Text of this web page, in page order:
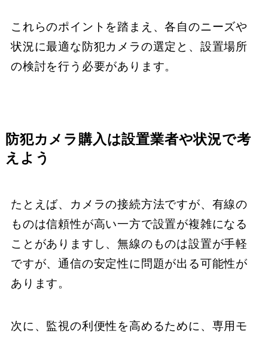
これらのポイントを踏まえ、各自のニーズや
状況に最適な防犯カメラの選定と、設置場所
の検討を行う必要があります。
防犯カメラ購入は設置業者や状況で考
えよう
たとえば、カメラの接続方法ですが、有線の
ものは信頼性が高い一方で設置が複雑になる
ことがありますし、無線のものは設置が手軽
ですが、通信の安定性に問題が出る可能性が
あります。
次に、監視の利便性を高めるために、専用モ